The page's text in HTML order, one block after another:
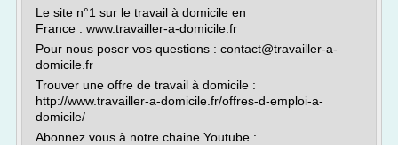
Le site n°1 sur le travail à domicile en
France : www.travailler-a-domicile.fr
Pour nous poser vos questions : contact@travailler-a-
domicile.fr
Trouver une offre de travail à domicile :
http://www.travailler-a-domicile.fr/offres-d-emploi-a-
domicile/
Abonnez vous à notre chaine Youtube :...